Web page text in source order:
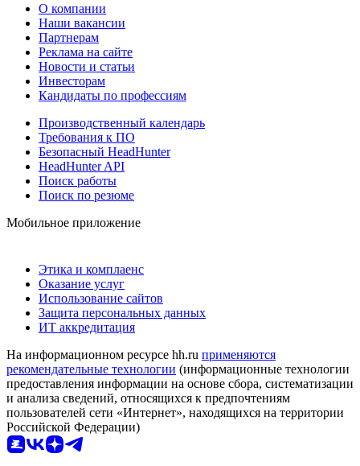
О компании
Наши вакансии
Партнерам
Реклама на сайте
Новости и статьи
Инвесторам
Кандидаты по профессиям
Производственный календарь
Требования к ПО
Безопасный HeadHunter
HeadHunter API
Поиск работы
Поиск по резюме
Мобильное приложение
Этика и комплаенс
Оказание услуг
Использование сайтов
Защита персональных данных
ИТ аккредитация
На информационном ресурсе hh.ru применяются
рекомендательные технологии (информационные технологии
предоставления информации на основе сбора, систематизации
и анализа сведений, относящихся к предпочтениям
пользователей сети «Интернет», находящихся на территории
Российской Федерации)